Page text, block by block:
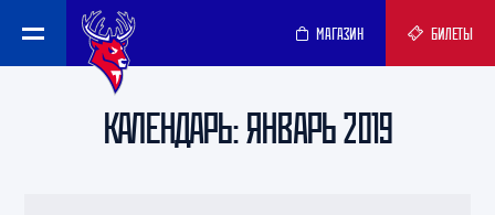
МАГАЗИН БИЛЕТЫ
КАЛЕНДАРЬ: ЯНВАРЬ 2019